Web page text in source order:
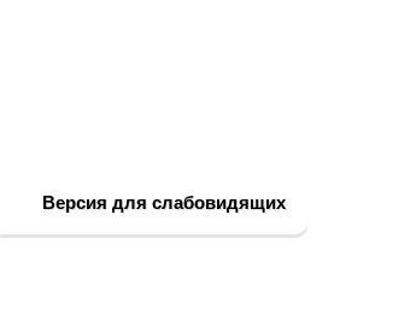
Версия для слабовидящих